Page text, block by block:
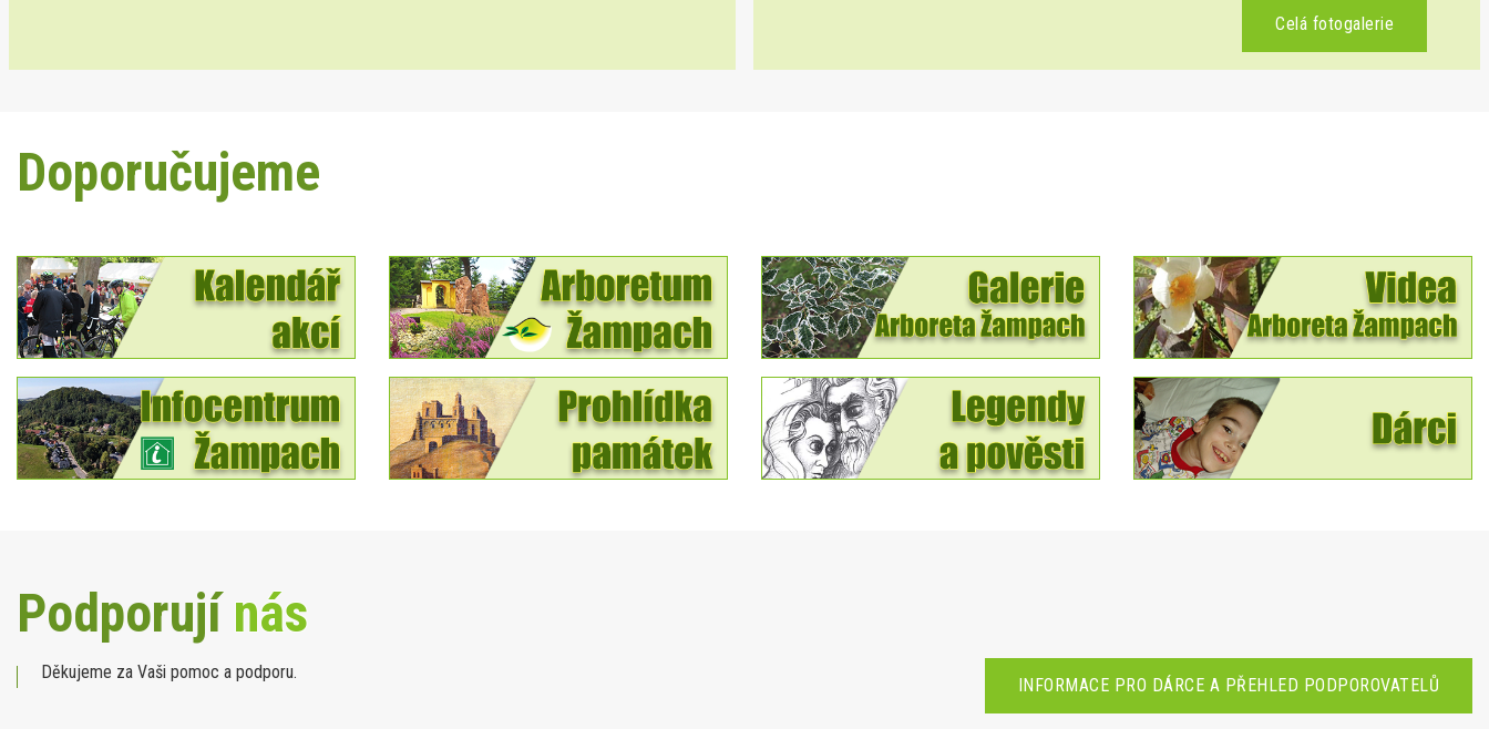
Celá fotogalerie
Doporučujeme
Podporujínás
Děkujeme za Vaši pomoc a podporu.
INFORMACE PRO DÁRCE A PŘEHLED PODPOROVATELŮ